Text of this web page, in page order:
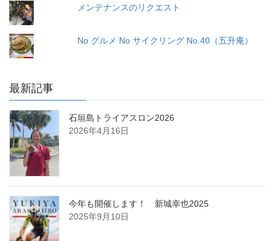
メンテナンスのリクエスト
No グルメ No サイクリング No.40（五升庵）
最新記事
石垣島トライアスロン2026
2026年4月16日
今年も開催します！ 新城幸也2025
2025年9月10日